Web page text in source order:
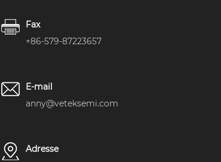
Fax
+86-579-87223657
E-mail
anny@veteksemi.com
Adresse